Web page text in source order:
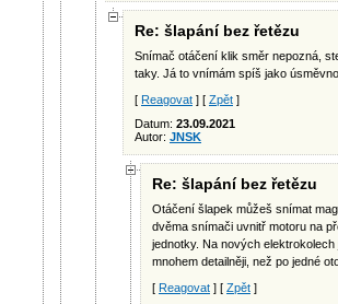
Re: šlapání bez řetězu
Snímač otáčení klik směr nepozná,
taky. Já to vnímám spíš jako
[ Reagovat ] [ Zpět ]
Datum: 23.09.2021
Autor: JNSK
Re: šlapání bez řetězu
Otáčení šlapek můžeš snímat
dvěma snímači uvnitř motoru na
jednotky. Na nových
mnohem detailněji, než po jedné
[ Reagovat ] [ Zpět ]